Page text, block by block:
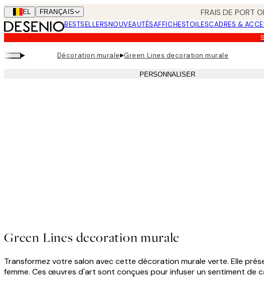
Skip
to
main
content.
BEL FRANÇAIS FRAIS DE PORT
BESTSELLERSNOUVEAUTÉSAFFICHESTOILESCADRES &
▸ Décoration murale▸Green Lines decoration murale
PERSONNALISER
Green Lines decoration murale
Transformez votre salon avec cette décoration murale verte. Elle
femme. Ces œuvres d'art sont conçues pour infuser un sentiment de